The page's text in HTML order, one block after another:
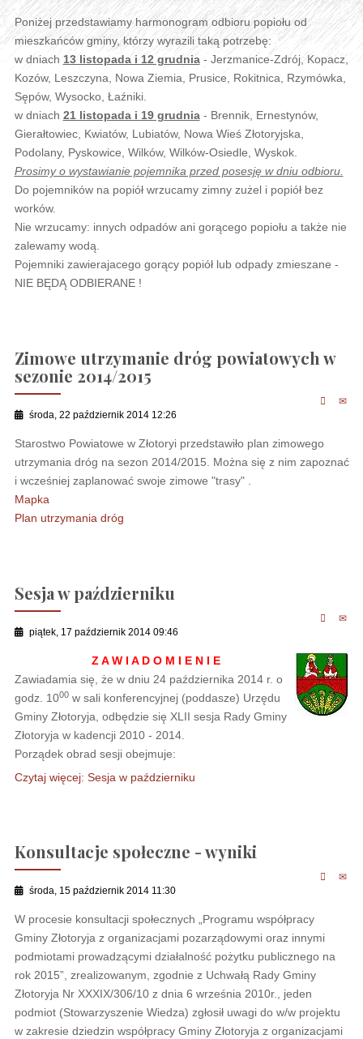
Poniżej przedstawiamy harmonogram odbioru popiołu od
mieszkańców gminy, którzy wyrazili taką potrzebę:
w dniach 13 listopada i 12 grudnia- Jerzmanice-Zdrój, Kopacz,
Kozów, Leszczyna, Nowa Ziemia, Prusice, Rokitnica, Rzymówka,
Sępów, Wysocko, Łaźniki.
w dniach 21 listopada i 19 grudnia- Brennik, Ernestynów,
Gierałtowiec, Kwiatów, Lubiatów, Nowa Wieś Złotoryjska,
Podolany, Pyskowice, Wilków, Wilków-Osiedle, Wyskok.
Prosimy o wystawianie pojemnika przed posesję w dniu odbioru.
Do pojemników na popiół wrzucamy zimny zużel i popiół bez
worków.
Nie wrzucamy: innych odpadów ani gorącego popiołu a także nie
zalewamy wodą.
Pojemniki zawierajacego gorący popiół lub odpady zmieszane -
NIE BĘDĄ ODBIERANE !
Zimowe utrzymanie dróg powiatowych w
sezonie 2014/2015
środa, 22 październik 2014 12:26
Starostwo Powiatowe w Złotoryi przedstawiło plan zimowego
utrzymania dróg na sezon 2014/2015. Można się z nim zapoznać
i wcześniej zaplanować swoje zimowe "trasy" .
Mapka
Plan utrzymania dróg
Sesja w październiku
piątek, 17 październik 2014 09:46
Z A W I A D O M I E N I E
Zawiadamia się, że w dniu 24 października 2014 r. o
godz. 1000w sali konferencyjnej (poddasze) Urzędu
Gminy Złotoryja, odbędzie się XLII sesja Rady Gminy
Złotoryja w kadencji 2010 - 2014.
Porządek obrad sesji obejmuje:
Czytaj więcej: Sesja w październiku
Konsultacje społeczne - wyniki
środa, 15 październik 2014 11:30
W procesie konsultacji społecznych „Programu współpracy
Gminy Złotoryja z organizacjami pozarządowymi oraz innymi
podmiotami prowadzącymi działalność pożytku publicznego na
rok 2015”, zrealizowanym, zgodnie z Uchwałą Rady Gminy
Złotoryja Nr XXXIX/306/10 z dnia 6 września 2010r., jeden
podmiot (Stowarzyszenie Wiedza) zgłosił uwagi do w/w projektu
w zakresie dziedzin współpracy Gminy Złotoryja z organizacjami